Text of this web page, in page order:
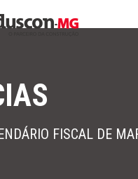
FISCAL DE